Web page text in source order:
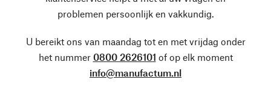
problemen persoonlijk en vakkundig.
U bereikt ons van maandag tot en met vrijdag onder
het nummer 0800 2626101 of op elk moment
info@manufactum.nl